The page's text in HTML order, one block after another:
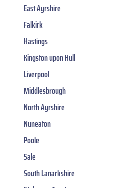
East Ayrshire
Falkirk
Hastings
Kingston upon Hull
Liverpool
Middlesbrough
North Ayrshire
Nuneaton
Poole
Sale
South Lanarkshire